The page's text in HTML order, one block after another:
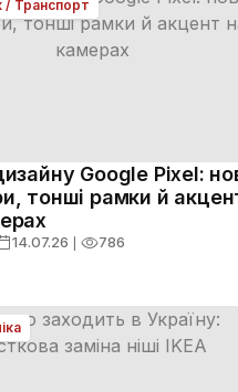
/ Транспорт
Google Pixel:
тонші рамки й
14.07.26 ❘ 786